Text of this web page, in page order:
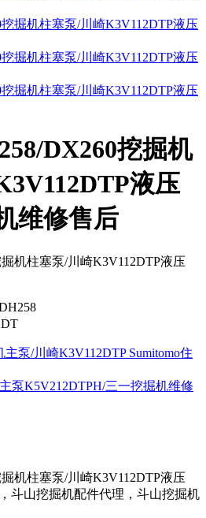
DX260挖掘机
液压
维修售后
机柱塞泵/川崎K3V112DTP液压
泵/川崎K3V112DTP Sumitomo住
泵K5V212DTPH/三一挖掘机维修
机柱塞泵/川崎K3V112DTP液压
斗山挖掘机配件代理，斗山挖掘机